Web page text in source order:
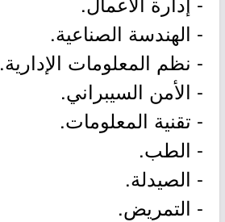
- الهندسة الصناعية.
- نظم المعلومات الإدارية.
- الأمن السيبراني.
- تقنية المعلومات.
- الطب.
- الصيدلة.
- التمريض.